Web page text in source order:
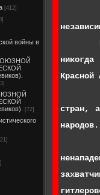
[412]
войны в
[72]
В
В
Красной
стран,
народов.
Но в